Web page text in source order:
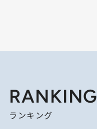
RANKING
ランキング